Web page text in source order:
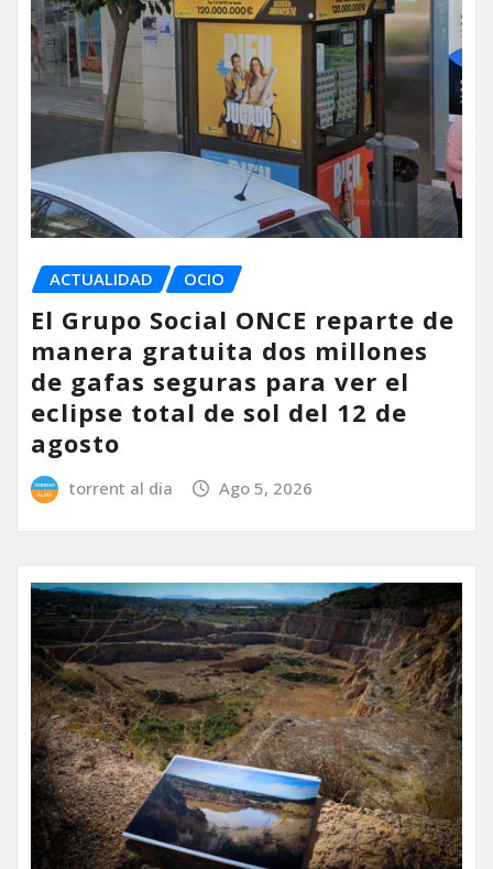
ACTUALIDAD OCIO
El Grupo Social ONCE reparte de
manera gratuita dos millones
de gafas seguras para ver el
eclipse total de sol del 12 de
agosto
torrent al dia Ago 5, 2026